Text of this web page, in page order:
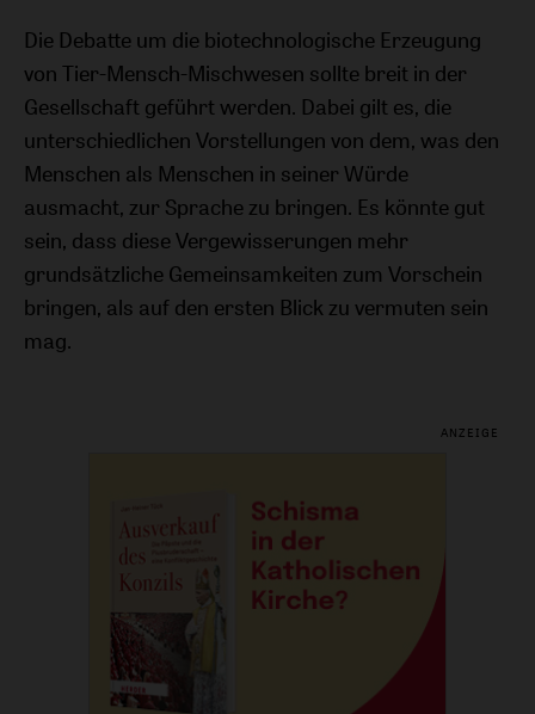
Die Debatte um die biotechnologische Erzeugung
von Tier-Mensch-Mischwesen sollte breit in der
Gesellschaft geführt werden. Dabei gilt es, die
unterschiedlichen Vorstellungen von dem, was den
Menschen als Menschen in seiner Würde
ausmacht, zur Sprache zu bringen. Es könnte gut
sein, dass diese Vergewisserungen mehr
grundsätzliche Gemeinsamkeiten zum Vorschein
bringen, als auf den ersten Blick zu vermuten sein
mag.